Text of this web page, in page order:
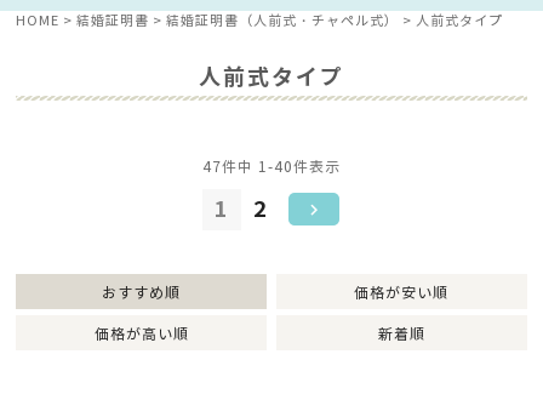
HOME 結婚証明書 結婚証明書（人前式・チャペル式） 人前式タイプ
人前式タイプ
おすすめ順 価格が安い順
価格が高い順 新着順
47件中 1 -40件表示
1 2